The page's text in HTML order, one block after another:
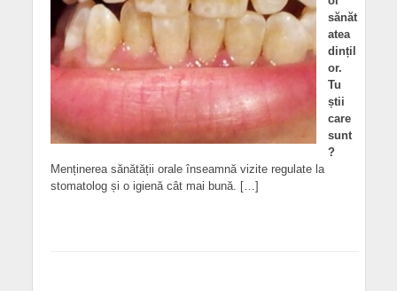
sănăt
atea
dințil
or.
Tu
știi
care
sunt
?
Menținerea sănătății orale înseamnă vizite regulate la
stomatolog și o igienă cât mai bună. […]